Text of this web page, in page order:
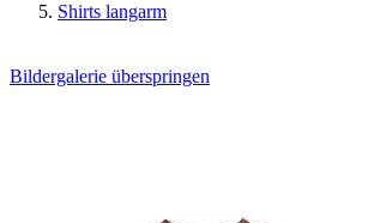
Shirts langarm
Bildergalerie überspringen